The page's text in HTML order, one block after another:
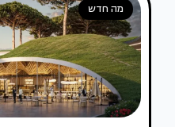
מה חדש